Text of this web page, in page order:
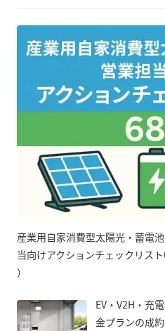
産業用自家消費型太陽光・蓄電
当向けアクションチェックリス
）
EV・V2H・充
金プランの成